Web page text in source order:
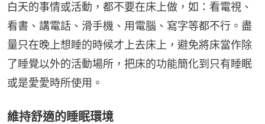
白天的事情或活動，都不要在床上做，如：看電視、
看書、講電話、滑手機、用電腦、寫字等都不行。盡
量只在晚上想睡的時候才上去床上，避免將床當作除
了睡覺以外的活動場所，把床的功能簡化到只有睡眠
或是愛愛時所使用。
維持舒適的睡眠環境